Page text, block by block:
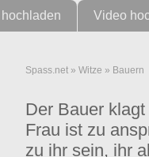
hochladen Video
Spass.net » Witze » Bauern
Der Bauer
Frau ist zu
zu ihr sein, ihr